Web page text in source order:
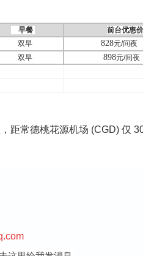
早餐 前台优惠价
双早 828元/间夜
双早 898元/间夜
距常德桃花源机场 (CGD) 仅